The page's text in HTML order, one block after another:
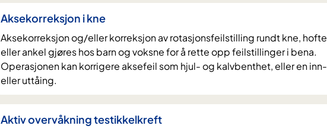
Aksekorreksjon i kne
Aksekorreksjon og/eller korreksjon av rotasjonsfeilstilling rundt kne, hofte
eller ankel gjøres hos barn og voksne for å rette opp feilstillinger i bena.
Operasjonen kan korrigere aksefeil som hjul- og kalvbenthet, eller en inn-
eller uttåing.
Aktiv overvåkning testikkelkreft